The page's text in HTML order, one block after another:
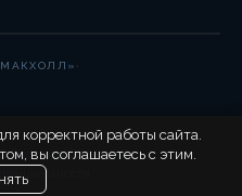
корректной работы сайта.
вы соглашаетесь с этим.
·
Все права защищены.